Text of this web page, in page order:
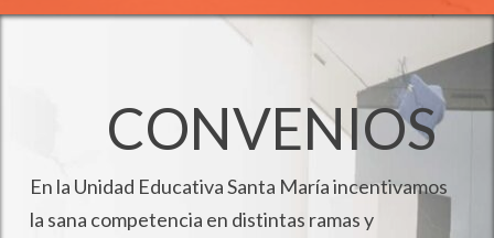
CONVENIOS
En la Unidad Educativa Santa María incentivamos
la sana competencia en distintas ramas y